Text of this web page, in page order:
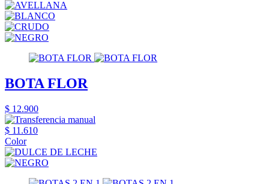
BOTA FLOR
$ 12.900
$ 11.610
Color